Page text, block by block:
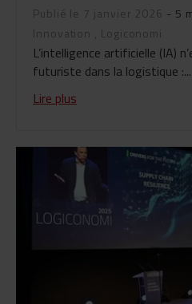
Publié le 7 janvier 2026 - 5
Innovation , Logiconomi
L’intelligence artificielle (IA)
futuriste dans la logistique :...
Lire plus